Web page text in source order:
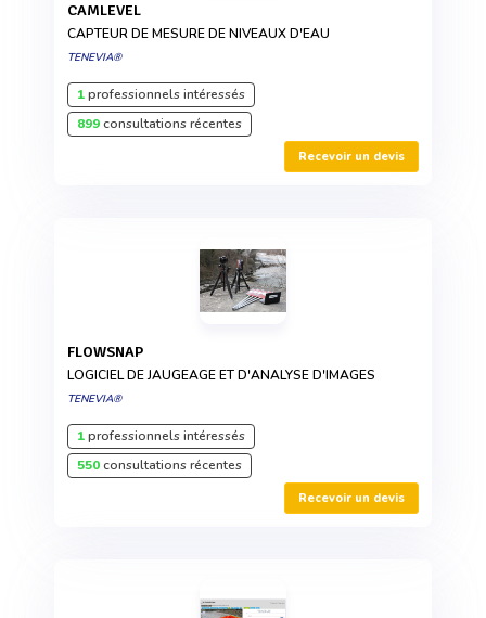
CAMLEVEL
CAPTEUR DE MESURE DE NIVEAUX D'EAU
TENEVIA®
1professionnels intéressés
899consultations récentes
Recevoir un devis
FLOWSNAP
LOGICIEL DE JAUGEAGE ET D'ANALYSE D'IMAGES
TENEVIA®
1professionnels intéressés
550consultations récentes
Recevoir un devis